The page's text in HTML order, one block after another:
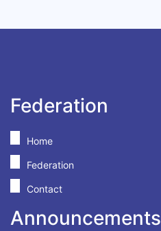
Federation
Home
Federation
Contact
Announcements